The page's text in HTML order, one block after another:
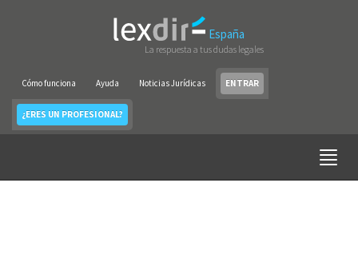
España
La respuesta a tus dudas legales
Cómo funciona Ayuda Noticias Jurídicas ENTRAR
¿ERES UN PROFESIONAL?